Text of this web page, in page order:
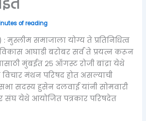
of reading
समाजाला योग्य ते प्रतिनिधित्व
आघाडी बरोबर सर्व ते प्रयत्न करून
मुंबईत २५ ऑगस्ट रोजी बांद्रा येथे
विचार मंथन परिषद होत असल्याची
सदस्य हुसेन दलवाई यांनी सोमवारी
संघ येथे आयोजित पत्रकार परिषदेत